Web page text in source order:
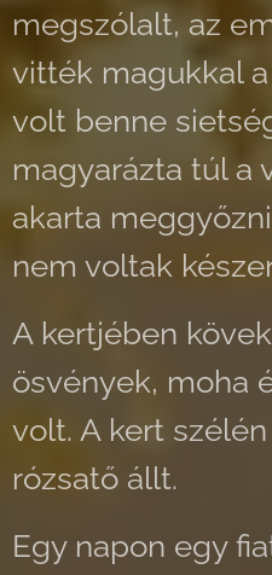
megszólalt, az
vitték magukkal
volt benne
magyarázta túl a
akarta
nem voltak
A kertjében
ösvények, moha
volt. A kert
rózsatő állt.
Egy napon egy